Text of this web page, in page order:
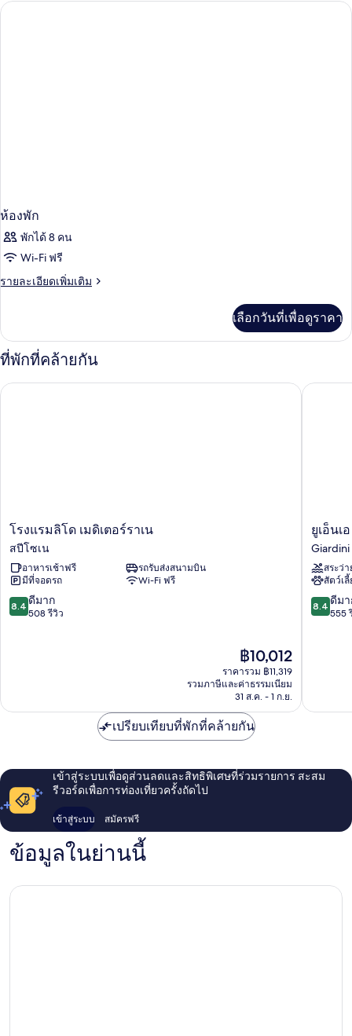
ห้อง
ห้องพัก
พักได้ 8 คน
Wi-Fi ฟรี
รายละเอียดเพิ่มเติม
ราย
เกี่ยว
กับ
ห้อง
พัก
เลือกวันที่เพื่อดูราคา
ที่พักที่คล้ายกัน
โรงแรม
ลิโด
เมดิ
เต
อร์
ราเน
ส
โรงแรมลิโด เมดิเตอร์ราเน
สปีโซเน
อาหารเช้าฟรี
รถรับส่งสนามบิน
มีที่จอดรถ
Wi-Fi ฟรี
8.4
จาก
8.4 ดีมาก
508 รีวิว
ราคา
ปัจจุบัน
คือ
฿10,012
฿10,012
ราคารวม ฿11,319
รวมภาษีและค่าธรรมเนียม
31 ส.ค. - 1 ก.ย.
โรงแรมลิโด เมดิเตอร์ราเน
ยูเอ็น
เอ
โฮ
เท
ลส์
นา
ซอส
ยูเอ็นเ
Giardini
สระว่
สัตว์เ
8.4
จาก
8.4 ดีม
555
ยูเอ็นเอ
เปรียบเทียบที่พักที่คล้ายกัน
เข้าสู่ระบบเพื่อดูส่วนลดและสิทธิพิเศษที่ร่วมรายการ สะสม
รีวอร์ดเพื่อการท่องเที่ยวครั้งถัดไป
เข้าสู่ระบบ สมัครฟรี
ข้อมูลในย่านนี้